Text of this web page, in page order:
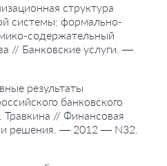
структура
системы: формально-
содержательный
// Банковские услуги. —
результаты
банковского
Травкина // Финансовая
решения. — 2012 — N32.